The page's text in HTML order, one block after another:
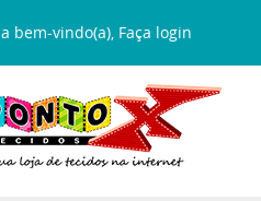
bem-vindo(a), Faça login